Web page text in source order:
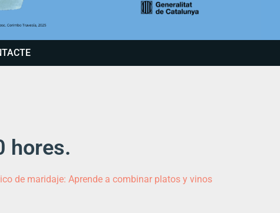
hores.
de maridaje: Aprende a combinar platos y vinos